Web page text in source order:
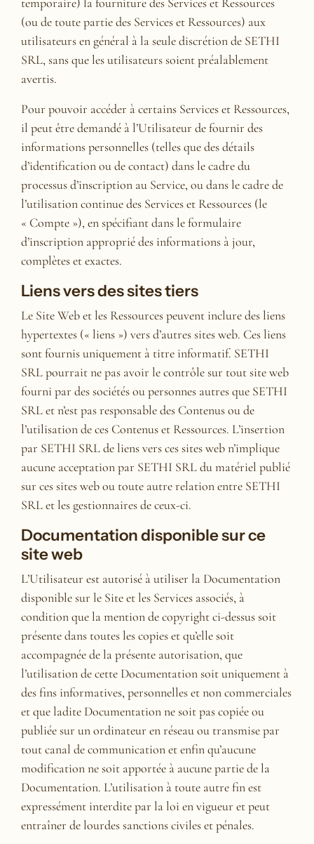
(ou de toute partie des Services et Ressources) aux
utilisateurs en général à la seule discrétion de SETHI
SRL, sans que les utilisateurs soient préalablement
avertis.
Pour pouvoir accéder à certains Services et Ressources,
il peut être demandé à l’Utilisateur de fournir des
informations personnelles (telles que des détails
d’identification ou de contact) dans le cadre du
processus d’inscription au Service, ou dans le cadre de
l’utilisation continue des Services et Ressources (le
« Compte »), en spécifiant dans le formulaire
d’inscription approprié des informations à jour,
complètes et exactes.
Liens vers des sites tiers
Le Site Web et les Ressources peuvent inclure des liens
hypertextes (« liens ») vers d’autres sites web. Ces liens
sont fournis uniquement à titre informatif. SETHI
SRL pourrait ne pas avoir le contrôle sur tout site web
fourni par des sociétés ou personnes autres que SETHI
SRL et n’est pas responsable des Contenus ou de
l’utilisation de ces Contenus et Ressources. L’insertion
par SETHI SRL de liens vers ces sites web n’implique
aucune acceptation par SETHI SRL du matériel publié
sur ces sites web ou toute autre relation entre SETHI
SRL et les gestionnaires de ceux-ci.
Documentation disponible sur ce
site web
L’Utilisateur est autorisé à utiliser la Documentation
disponible sur le Site et les Services associés, à
condition que la mention de copyright ci-dessus soit
présente dans toutes les copies et qu’elle soit
accompagnée de la présente autorisation, que
l’utilisation de cette Documentation soit uniquement à
des fins informatives, personnelles et non commerciales
et que ladite Documentation ne soit pas copiée ou
publiée sur un ordinateur en réseau ou transmise par
tout canal de communication et enfin qu’aucune
modification ne soit apportée à aucune partie de la
Documentation. L’utilisation à toute autre fin est
expressément interdite par la loi en vigueur et peut
entraîner de lourdes sanctions civiles et pénales.